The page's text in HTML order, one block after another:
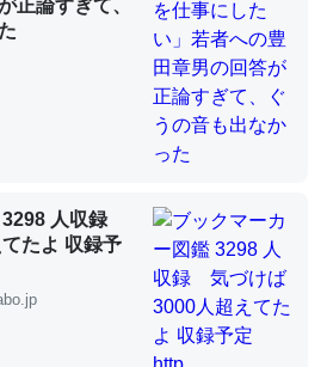
いての考察（１） - conceptualization
ないのか。知らんかった。調べたら
はエビの600分の1程度。
昆虫学の大問題＝「昆虫はなぜ海にいな
正論すぎて、
3298 人収録
たよ 収録予